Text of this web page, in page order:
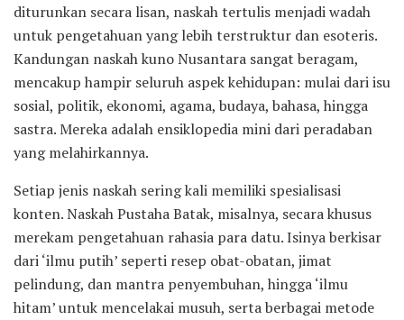
diturunkan secara lisan, naskah tertulis menjadi wadah
untuk pengetahuan yang lebih terstruktur dan esoteris.
Kandungan naskah kuno Nusantara sangat beragam,
mencakup hampir seluruh aspek kehidupan: mulai dari isu
sosial, politik, ekonomi, agama, budaya, bahasa, hingga
sastra. Mereka adalah ensiklopedia mini dari peradaban
yang melahirkannya.
Setiap jenis naskah sering kali memiliki spesialisasi
konten. Naskah Pustaha Batak, misalnya, secara khusus
merekam pengetahuan rahasia para datu. Isinya berkisar
dari ‘ilmu putih’ seperti resep obat-obatan, jimat
pelindung, dan mantra penyembuhan, hingga ‘ilmu
hitam’ untuk mencelakai musuh, serta berbagai metode